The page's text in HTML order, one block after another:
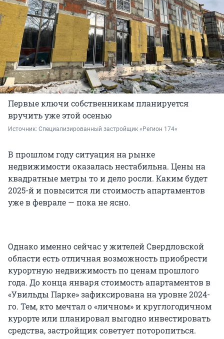
Первые ключи собственникам планируется
вручить уже этой осенью
Источник: Специализированный застройщик «Регион 174»
В прошлом году ситуация на рынке
недвижимости оказалась нестабильна. Цены на
квадратные метры то и дело росли. Каким будет
2025-й и повысится ли стоимость апартаментов
уже в феврале — пока не ясно.
Однако именно сейчас у жителей Свердловской
области есть отличная возможность приобрести
курортную недвижимость по ценам прошлого
года. До конца января стоимость апартаментов в
«Увильды Парке» зафиксирована на уровне 2024-
го. Тем, кто мечтал о «личном» и круглогодичном
курорте или планировал выгодно инвестировать
средства, застройщик советует поторопиться.